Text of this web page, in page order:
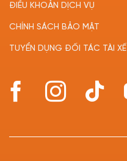
ĐIỀU KHOẢN DỊCH VỤ
CHÍNH SÁCH BẢO MẬT
TUYỂN DỤNG ĐỐI TÁC TÀI XẾ